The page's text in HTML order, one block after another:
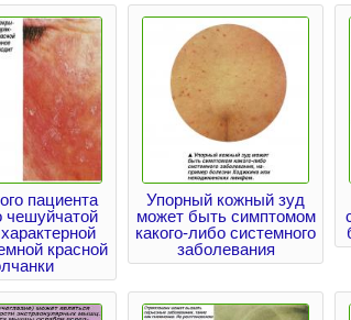
пациента
чешуйчатой
красной
Упорный кожный зуд
может быть симптомом
какого-либо системного
заболевания